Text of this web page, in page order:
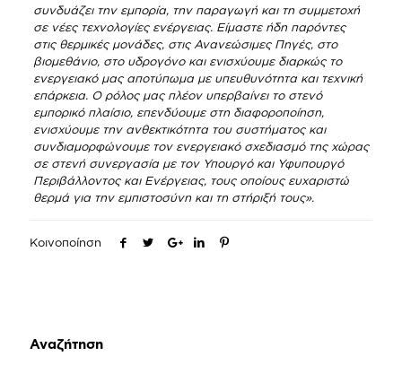
συνδυάζει την εμπορία, την παραγωγή και τη συμμετοχή
σε νέες τεχνολογίες ενέργειας. Είμαστε ήδη παρόντες
στις θερμικές μονάδες, στις Ανανεώσιμες Πηγές, στο
βιομεθάνιο, στο υδρογόνο και ενισχύουμε διαρκώς το
ενεργειακό μας αποτύπωμα με υπευθυνότητα και τεχνική
επάρκεια. Ο ρόλος μας πλέον υπερβαίνει το στενό
εμπορικό πλαίσιο, επενδύουμε στη διαφοροποίηση,
ενισχύουμε την ανθεκτικότητα του συστήματος και
συνδιαμορφώνουμε τον ενεργειακό σχεδιασμό της χώρας
σε στενή συνεργασία με τον Υπουργό και Υφυπουργό
Περιβάλλοντος και Ενέργειας, τους οποίους ευχαριστώ
θερμά για την εμπιστοσύνη και τη στήριξή τους».
Κοινοποίηση
Αναζήτηση